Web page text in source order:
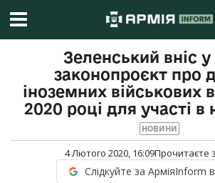
Зеленський вніс
законопроєкт про
іноземних військових
2020 році для участі в
НОВИНИ
4 Лютого 2020, 16:09Прочитаєте
Слідкуйте за АрміяInform